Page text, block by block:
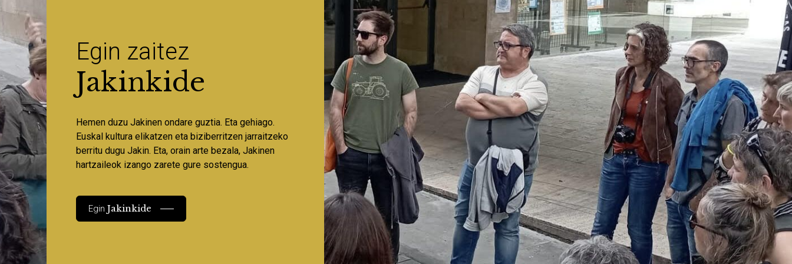
Egin zaitez
Jakinkide
Hemen duzu Jakinen ondare guztia. Eta gehiago.
Euskal kultura elikatzen eta biziberritzen jarraitzeko
berritu dugu Jakin. Eta, orain arte bezala, Jakinen
hartzaileok izango zarete gure sostengua.
EginJakinkide